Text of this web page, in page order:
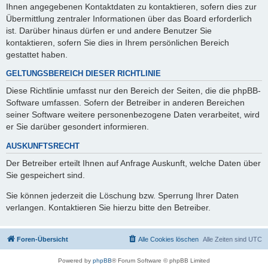
Ihnen angegebenen Kontaktdaten zu kontaktieren, sofern dies zur
Übermittlung zentraler Informationen über das Board erforderlich
ist. Darüber hinaus dürfen er und andere Benutzer Sie
kontaktieren, sofern Sie dies in Ihrem persönlichen Bereich
gestattet haben.
GELTUNGSBEREICH DIESER RICHTLINIE
Diese Richtlinie umfasst nur den Bereich der Seiten, die die phpBB-
Software umfassen. Sofern der Betreiber in anderen Bereichen
seiner Software weitere personenbezogene Daten verarbeitet, wird
er Sie darüber gesondert informieren.
AUSKUNFTSRECHT
Der Betreiber erteilt Ihnen auf Anfrage Auskunft, welche Daten über
Sie gespeichert sind.
Sie können jederzeit die Löschung bzw. Sperrung Ihrer Daten
verlangen. Kontaktieren Sie hierzu bitte den Betreiber.
Foren-Übersicht Alle Zeiten sind UTC
Alle Cookies löschen
Powered by phpBB® Forum Software © phpBB Limited